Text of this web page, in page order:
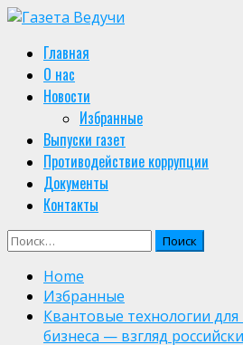
Skip
content
Primary
Menu
Главная
О нас
Новости
Избранные
Выпуски газет
Противодействие коррупции
Документы
Контакты
Найти:
Home
Избранные
Квантовые технологии для
бизнеса — взгляд